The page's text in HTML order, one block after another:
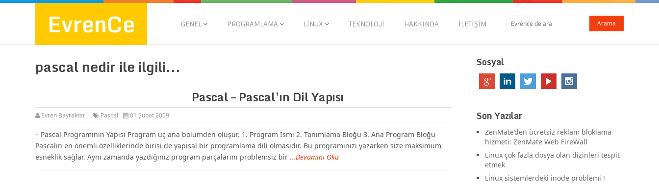
EvrenCe GENEL PROGRAMLAMA LINUX TEKNOLOJI HAKKINDA İLETIŞIM
pascal nedir ile ilgili...
Pascal – Pascal’ın Dil Yapısı
Evren Bayraktar Pascal 01 Şubat 2009
– Pascal Programının Yapısı Program üç ana bölümden oluşur. 1. Program İsmi 2. Tanımlama Bloğu 3. Ana Program Bloğu
Pascalın en önemli özelliklerinde birisi de yapısal bir programlama dili olmasıdır. Bu programınızı yazarken size maksimum
esneklik sağlar. Aynı zamanda yazdığınız program parçalarını problemsiz bir ...Devamını Oku
Sosyal
Son Yazılar
ZenMate’den ücretsiz reklam bloklama
hizmeti: ZenMate Web FireWall
Linux çok fazla dosya olan dizinleri tespit
etmek
Linux sistemlerdeki inode problemi !